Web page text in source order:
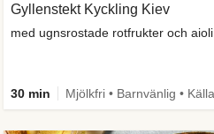
Gyllenstekt Kyckling Kiev
med ugnsrostade rotfrukter och aioli
30 min